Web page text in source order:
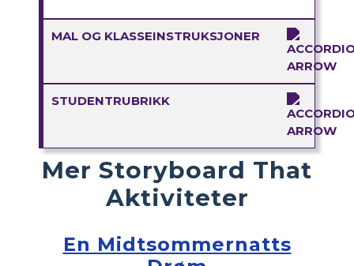
MAL OG KLASSEINSTRUKSJONER
STUDENTRUBRIKK
Mer Storyboard That
Aktiviteter
En Midtsommernatts